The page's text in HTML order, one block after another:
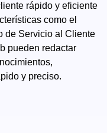
rápido y eficiente
como el
de Servicio al Cliente
pueden redactar
y preciso.